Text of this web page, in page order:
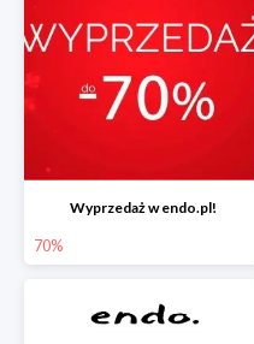
Wyprzedaż w endo.pl!
70%